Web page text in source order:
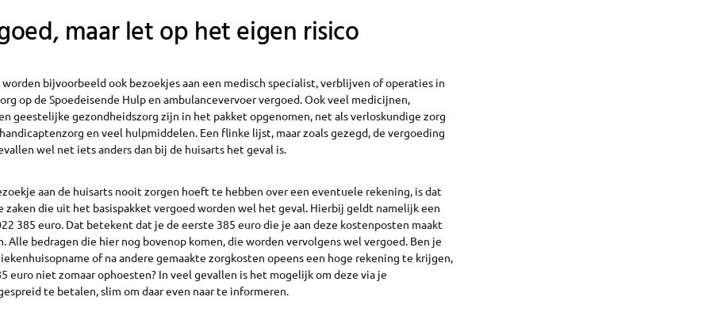
maar let op het eigen risico
worden bijvoorbeeld ook bezoekjes aan een medisch specialist, verblijven of operaties in
op de Spoedeisende Hulp en ambulancevervoer vergoed. Ook veel medicijnen,
geestelijke gezondheidszorg zijn in het pakket opgenomen, net als verloskundige zorg
en veel hulpmiddelen. Een flinke lijst, maar zoals gezegd, de vergoeding
wel net iets anders dan bij de huisarts het geval is.
aan de huisarts nooit zorgen hoeft te hebben over een eventuele rekening, is dat
zaken die uit het basispakket vergoed worden wel het geval. Hierbij geldt namelijk een
385 euro. Dat betekent dat je de eerste 385 euro die je aan deze kostenposten maakt
Alle bedragen die hier nog bovenop komen, die worden vervolgens wel vergoed. Ben je
of na andere gemaakte zorgkosten opeens een hoge rekening te krijgen,
euro niet zomaar ophoesten? In veel gevallen is het mogelijk om deze via je
te betalen, slim om daar even naar te informeren.